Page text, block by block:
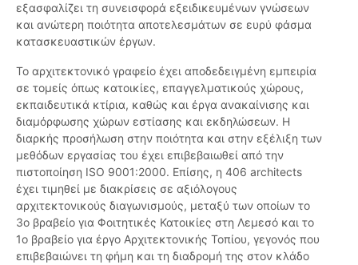
εξασφαλίζει τη συνεισφορά εξειδικευμένων γνώσεων
και ανώτερη ποιότητα αποτελεσμάτων σε ευρύ φάσμα
κατασκευαστικών έργων.
Το αρχιτεκτονικό γραφείο έχει αποδεδειγμένη εμπειρία
σε τομείς όπως κατοικίες, επαγγελματικούς χώρους,
εκπαιδευτικά κτίρια, καθώς και έργα ανακαίνισης και
διαμόρφωσης χώρων εστίασης και εκδηλώσεων. Η
διαρκής προσήλωση στην ποιότητα και στην εξέλιξη των
μεθόδων εργασίας του έχει επιβεβαιωθεί από την
πιστοποίηση ISO 9001:2000. Επίσης, η 406 architects
έχει τιμηθεί με διακρίσεις σε αξιόλογους
αρχιτεκτονικούς διαγωνισμούς, μεταξύ των οποίων το
3ο βραβείο για Φοιτητικές Κατοικίες στη Λεμεσό και το
1ο βραβείο για έργο Αρχιτεκτονικής Τοπίου, γεγονός που
επιβεβαιώνει τη φήμη και τη διαδρομή της στον κλάδο